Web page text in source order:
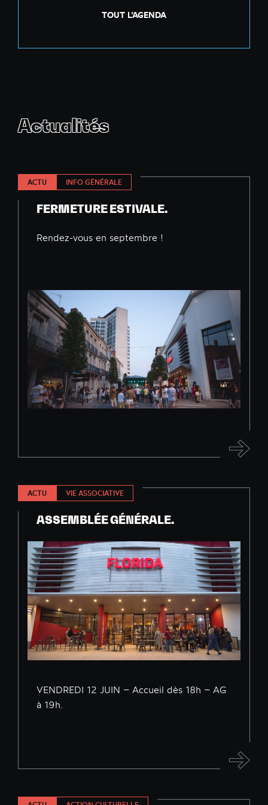
TOUT L’AGENDA
Actualités
ACTU INFO GÉNÉRALE
FERMETURE ESTIVALE.
Rendez-vous en septembre !
ACTU VIE ASSOCIATIVE
ASSEMBLÉE GÉNÉRALE.
VENDREDI 12 JUIN – Accueil dès 18h – AG
à 19h.